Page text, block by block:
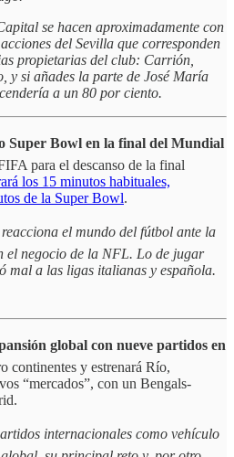
se hacen aproximadamente con
del Sevilla que corresponden
propietarias del club: Carrión,
y si añades la parte de José María
a un 80 por ciento.
Super Bowl en la final del Mundial
para el descanso de la final
los 15 minutos habituales,
de la Super Bowl.
el mundo del fútbol ante la
el negocio de la NFL. Lo de jugar
mal a las ligas italianas y española.
global con nueve partidos en
continentes y estrenará Río,
“mercados”, con un Bengals-
internacionales como vehículo